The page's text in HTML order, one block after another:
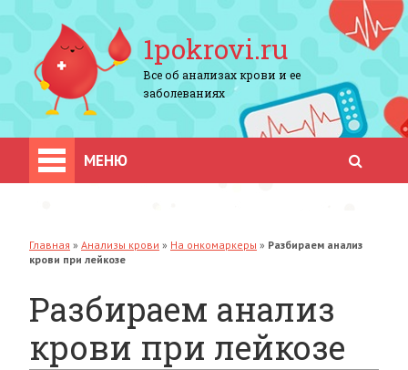
1pokrovi.ru
Все об анализах крови и ее
заболеваниях
МЕНЮ
Главная » Анализы крови » На онкомаркеры » Разбираем анализ
крови при лейкозе
Разбираем анализ
крови при лейкозе